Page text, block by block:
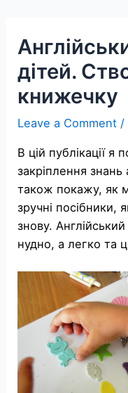
content
дітей.
книжечку
Leave a Comment /
В цій публікації
закріплення знань
також покажу, як
зручні посібники,
знову.
нудно, а легко та